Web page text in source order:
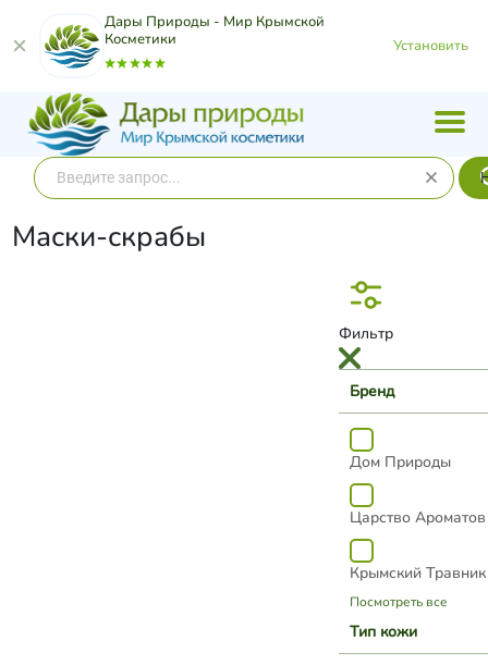
Дары Природы - Мир Крымской
Косметики
Установить
Маски-скрабы
Фильтр
Бренд
Дом Природы
Царство Ароматов
Крымский Травник
Посмотреть все
Тип кожи